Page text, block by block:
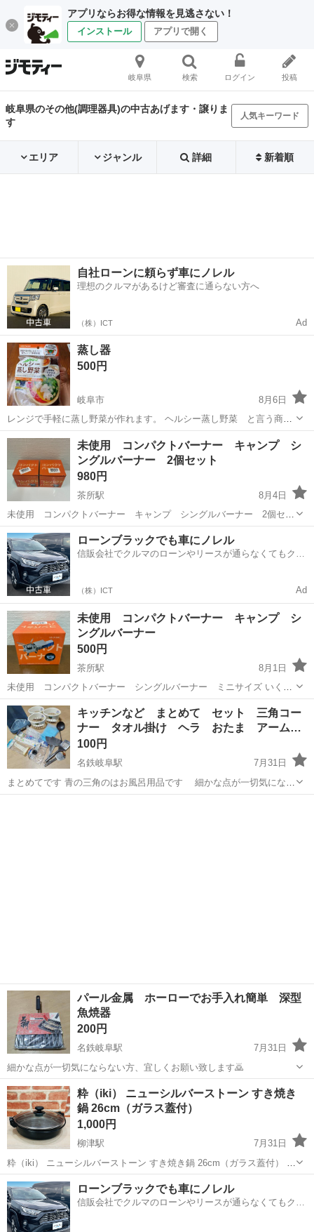
アプリならお得な情報を見逃さない！
インストール アプリで開く
岐阜県 検索 ログイン 投稿
岐阜県のその他(調理器具)の中古あげます・譲りま
す
人気キーワード
エリア ジャンル 詳細 新着順
自社ローンに頼らず車にノレル
理想のクルマがあるけど審査に通らない方へ
（株）ICT Ad
蒸し器
500円
岐阜市
8月6日
レンジで手軽に蒸し野菜が作れます。 ヘルシー蒸し野菜 と言う商品
です。 一回だけ使いました。
岐阜 岐阜市 調理器具 蒸し器
未使用 コンパクトバーナー キャンプ シ
ングルバーナー 2個セット
980円
茶所駅
8月4日
未使用 コンパクトバーナー キャンプ シングルバーナー 2個セッ
ト お引き取り出来る方 現金でのお支払いのみとさせて頂きます。 受
け渡しは、土曜、月曜とさせて頂きます。 基本的には9時から12時ま
での対...
岐阜 岐阜市 茶所駅 調理器具
ローンブラックでも車にノレル
信販会社でクルマのローンやリースが通らなくてもクル
（株）ICT Ad
未使用 コンパクトバーナー キャンプ シ
ングルバーナー
500円
茶所駅
8月1日
未使用 コンパクトバーナー シングルバーナー ミニサイズ いくつ
かありますので、まとめて欲しい方はご相談ください。 お引き取り出
来る方 現金でのお支払いのみとさせて頂きます。 先に日時を決定した
方を優...
岐阜 岐阜市 調理器具
キッチンなど まとめて セット 三角コー
ナー タオル掛け ヘラ おたま アーム…
100円
名鉄岐阜駅
7月31日
まとめてです 青の三角のはお風呂用品です 細かな点が一切気になら
ない方宜しくお願い致します🙇
パール金属 ホーローでお手入れ簡単 深型
魚焼器
200円
名鉄岐阜駅
7月31日
細かな点が一切気にならない方、宜しくお願い致します🙇
岐阜 岐阜市 ホーロー
粋（iki） ニューシルバーストーン すき焼き
鍋 26cm（ガラス蓋付）
1,000円
柳津駅
7月31日
粋（iki） ニューシルバーストーン すき焼き鍋 26cm（ガラス蓋付） 最
後までお読みください。 ※商品が売れてしまっているケースがござい
ます。 必ずご連絡頂き、ご来店くださいませ。 ✿店頭にて同時販売し
ております。...
岐阜 岐阜市 柳津駅 調理器具
ローンブラックでも車にノレル
信販会社でクルマのローンやリースが通らなくてもクル